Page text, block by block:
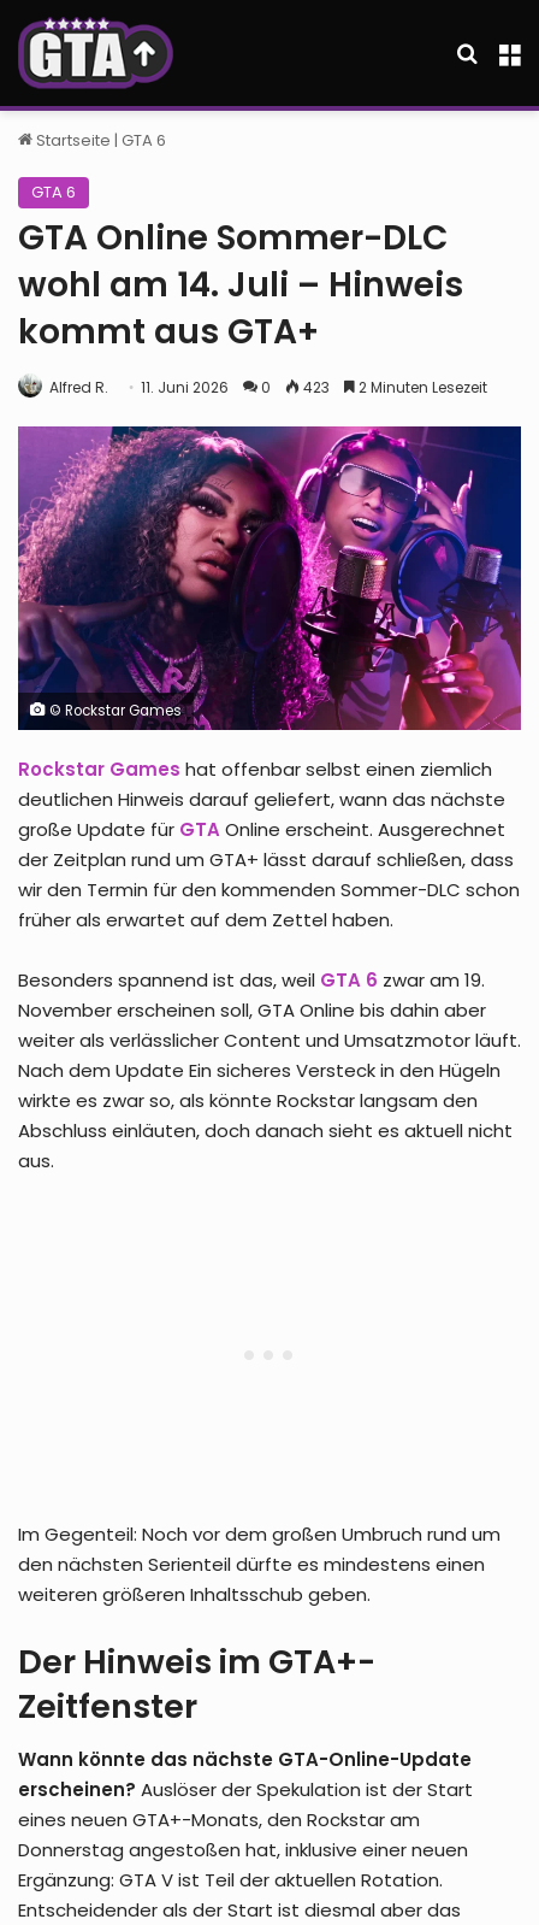
Startseite | GTA 6
GTA 6
GTA Online Sommer-DLC
wohl am 14. Juli – Hinweis
kommt aus GTA+
Alfred R. 11. Juni 2026 0 423 2 Minuten Lesezeit
© Rockstar Games
Rockstar Games hat offenbar selbst einen ziemlich
deutlichen Hinweis darauf geliefert, wann das nächste
große Update für GTAOnline erscheint. Ausgerechnet
der Zeitplan rund um GTA+ lässt darauf schließen, dass
wir den Termin für den kommenden Sommer-DLC schon
früher als erwartet auf dem Zettel haben.
Besonders spannend ist das, weil GTA 6 zwar am 19.
November erscheinen soll, GTA Online bis dahin aber
weiter als verlässlicher Content und Umsatzmotor läuft.
Nach dem Update Ein sicheres Versteck in den Hügeln
wirkte es zwar so, als könnte Rockstar langsam den
Abschluss einläuten, doch danach sieht es aktuell nicht
aus.
Im Gegenteil: Noch vor dem großen Umbruch rund um
den nächsten Serienteil dürfte es mindestens einen
weiteren größeren Inhaltsschub geben.
Der Hinweis im GTA+-
Zeitfenster
Wann könnte das nächste GTA-Online-Update
erscheinen? Auslöser der Spekulation ist der Start
eines neuen GTA+-Monats, den Rockstar am
Donnerstag angestoßen hat, inklusive einer neuen
Ergänzung: GTA V ist Teil der aktuellen Rotation.
Entscheidender als der Start ist diesmal aber das